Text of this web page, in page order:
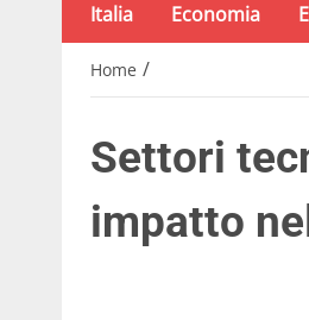
Italia Economia
Home /
Settori
impatto